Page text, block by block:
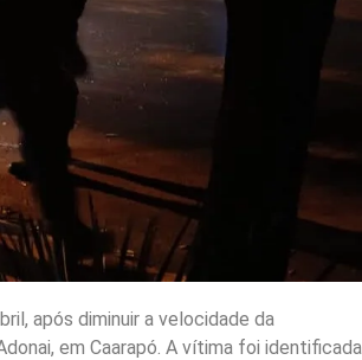
após diminuir a velocidade da
em Caarapó. A vítima foi identificada